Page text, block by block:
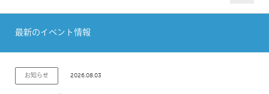
最新のイベント情報
お知らせ 2026.08.03